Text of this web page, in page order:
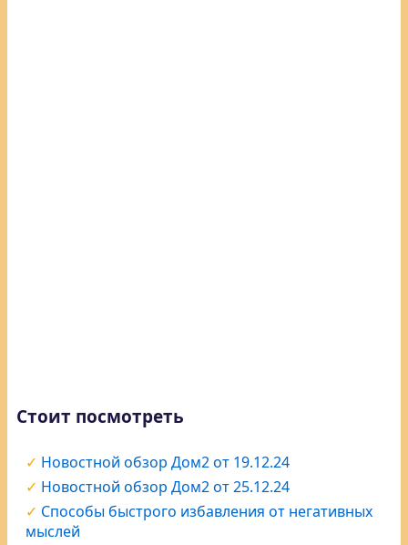
Стоит посмотреть
Новостной обзор Дом2 от 19.12.24
Новостной обзор Дом2 от 25.12.24
Способы быстрого избавления от негативных
мыслей